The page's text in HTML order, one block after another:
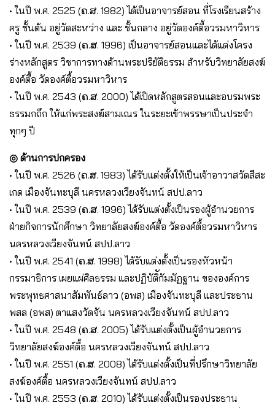
• ในปี พ.ศ. 2525 (ຄ.ສ. 1982) ได้เป็นอาจารย์สอน ที่โรงเรียนสร้าง
ครู ชั้นต้น อยู่วัดสะหว่าง และ ชั้นกลาง อยู่วัดองค์ตื้อวรมหาวิหาร
• ในปี พ.ศ. 2539 (ຄ.ສ. 1996) เป็นอาจารย์สอนและได้แต่งโครง
ร่างหลักสูตร วิชาการทางด้านพระปริยัติธรรม สำหรับวิทยาลัยสงฆ์
องค์ตื้อ วัดองค์ตื้อวรมหาวิหาร
• ในปี พ.ศ. 2543 (ຄ.ສ. 2000) ได้เปิดหลักสูตรสอนและอบรมพระ
ธรรมกถึก ให้แก่พระสงฆ์สามเณร ในระยะเข้าพรรษาเป็นประจำ
ทุกๆ ปี
◎ ด้านการปกครอง
• ในปี พ.ศ. 2526 (ຄ.ສ. 1983) ได้รับแต่งตั้งให้เป็นเจ้าอาวาสวัดสีสะ
เกด เมืองจันทะบุลี นครหลวงเวียงจันทน์ สปป.ลาว
• ในปี พ.ศ. 2539 (ຄ.ສ. 1996) ได้รับแต่งตั้งเป็นรองผู้อำนวยการ
ฝ่ายกิจการนักศึกษา วิทยาลัยสงฆ์องค์ตื้อ วัดองค์ตื้อวรมหาวิหาร
นครหลวงเวียงจันทน์ สปป.ลาว
• ในปี พ.ศ. 2541 (ຄ.ສ. 1998) ได้รับแต่งตั้งเป็นรองหัวหน้า
กรรมาธิการ เผยแผ่ศิลธรรม และปฏิบัติักัมมัฏฐาน ขององค์การ
พระพุทธศาสนาสัมพันธ์ลาว (อพส) เมืองจันทะบุลี และประธาน
พสล (อพส) ตาแสงวัดจัน นครหลวงเวียงจันทน์ สปป.ลาว
• ในปี พ.ศ. 2548 (ຄ.ສ. 2005) ได้รับแต่งตั้งเป็นผู้อำนวยการ
วิทยาลัยสงฆ์องค์ตื้อ นครหลวงเวียงจันทน์ สปป.ลาว
• ในปี พ.ศ. 2551 (ຄ.ສ. 2008) ได้รับแต่งตั้งเป็นที่ปรึกษาวิทยาลัย
สงฆ์องค์ตื้อ นครหลวงเวียงจันทน์ สปป.ลาว
• ในปี พ.ศ. 2553 (ຄ.ສ. 2010) ได้รับแต่งตั้งเป็นรองประธาน